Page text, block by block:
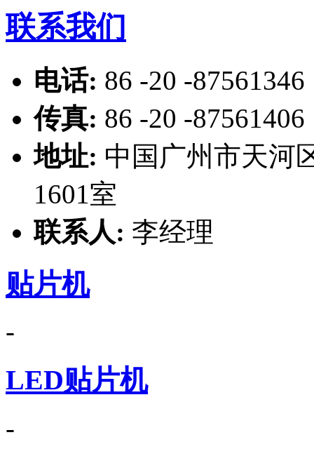
联系我们
电话: 86 -20 -87561346
传真: 86 -20 -87561406
地址: 中国广州市天河
1601室
联系人: 李经理
贴片机
-
LED贴片机
-